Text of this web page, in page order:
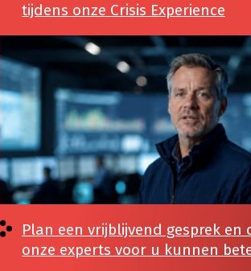
tijdens onze Crisis Experience
Plan een vrijblijvend gesprek en
onze experts voor u kunnen